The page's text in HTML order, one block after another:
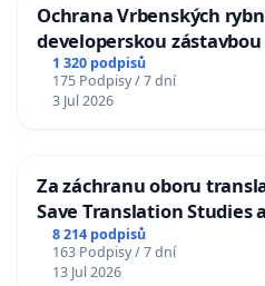
Ochrana Vrbenských
developerskou zástavbou
1 320 podpisů
175 Podpisy / 7 dní
3 Jul 2026
Za záchranu oboru
Save Translation Studies
Charles University
8 214 podpisů
163 Podpisy / 7 dní
13 Jul 2026